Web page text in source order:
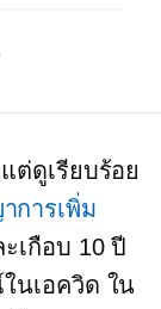
ต่ดูเรียบร้อย
การเพิ่ม
ะเกือบ 10 ปี
นเอควิด ใน